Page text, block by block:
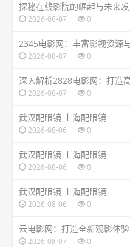
探秘在线影院的崛起与未来
2026-08-07 0
2345电影网：丰富影视资源
2026-08-07 0
深入解析2828电影网：打造
2026-08-07 0
武汉配眼镜 上海配眼镜
2026-08-06 0
武汉配眼镜 上海配眼镜
2026-08-06 0
武汉配眼镜 上海配眼镜
2026-08-06 0
云电影网：打造全新观影体
2026-08-07 0